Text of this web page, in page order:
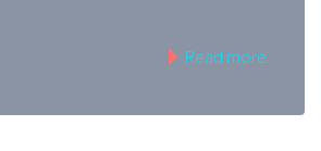
Read more